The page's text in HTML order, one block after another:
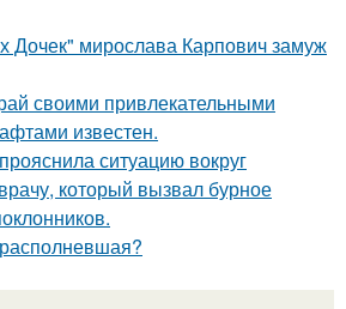
Дочек" мирослава Карпович замуж
своими привлекательными
известен.
ситуацию вокруг
который вызвал бурное